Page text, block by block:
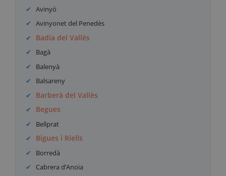
Avinyó
Avinyonet del Penedès
Badia del Vallès
Bagà
Balenyà
Balsareny
Barberà del Vallès
Begues
Bellprat
Bigues i Riells
Borredà
Cabrera d’Anoia